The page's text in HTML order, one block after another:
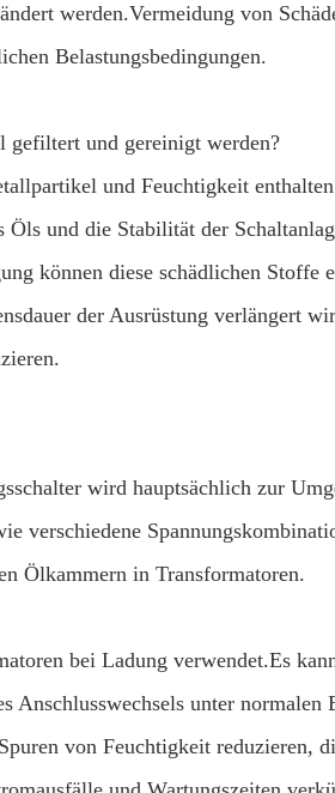
werden.Vermeidung von
Belastungsbedingungen.
gefiltert und gereinigt werden?
und Feuchtigkeit
und die Stabilität der
können diese schädlichen Stoffe
der Ausrüstung verlängert
wird hauptsächlich zur
verschiedene
Ölkammern in Transformatoren.
bei Ladung verwendet.Es
unter normalen
von Feuchtigkeit reduzieren,